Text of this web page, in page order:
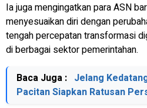
Ia juga mengingatkan para ASN
menyesuaikan diri dengan
tengah percepatan transformasi
di berbagai sektor pemerintahan.
Baca Juga : Jelang
Pacitan Siapkan Ratusan